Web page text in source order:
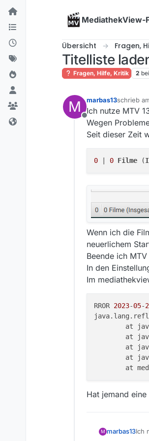
Skip to content
MediathekView-
Übersicht Fragen,
Titelliste
Fragen, Hilfe, Kritik 2
M
Offline
marbas13schrieb
zuletzt
Ich nutze MTV
Wegen
Seit dieser Zeit
0 0 Filme (
Wenn ich die
neuerlichem
Beende ich
In den
Im
RROR 2023-05-
at
at
at
at
at
Hat jemand
M marbas13Ich